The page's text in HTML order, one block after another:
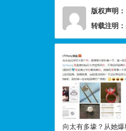
版权声明：
转载注明：
向太有多壕？从她